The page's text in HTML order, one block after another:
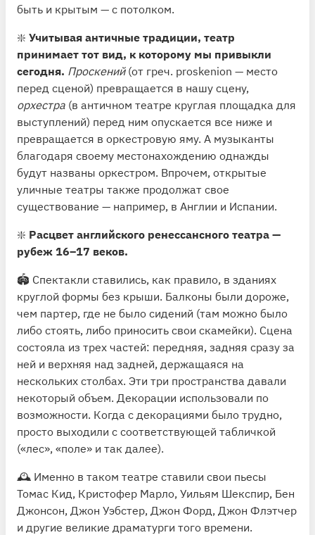
быть и крытым — с потолком.
❇️ Учитывая античные традиции, театр
принимает тот вид, к которому мы привыкли
сегодня. Проскений (от греч. proskenion — место
перед сценой) превращается в нашу сцену,
орхестра (в античном театре круглая площадка для
выступлений) перед ним опускается все ниже и
превращается в оркестровую яму. А музыканты
благодаря своему местонахождению однажды
будут названы оркестром. Впрочем, открытые
уличные театры также продолжат свое
существование — например, в Англии и Испании.
❇️ Расцвет английского ренессансного театра —
рубеж 16–17 веков.
🏟 Спектакли ставились, как правило, в зданиях
круглой формы без крыши. Балконы были дороже,
чем партер, где не было сидений (там можно было
либо стоять, либо приносить свои скамейки). Сцена
состояла из трех частей: передняя, задняя сразу за
ней и верхняя над задней, держащаяся на
нескольких столбах. Эти три пространства давали
некоторый объем. Декорации использовали по
возможности. Когда с декорациями было трудно,
просто выходили с соответствующей табличкой
(«лес», «поле» и так далее).
🕰 Именно в таком театре ставили свои пьесы
Томас Кид, Кристофер Марло, Уильям Шекспир, Бен
Джонсон, Джон Уэбстер, Джон Форд, Джон Флэтчер
и другие великие драматурги того времени.